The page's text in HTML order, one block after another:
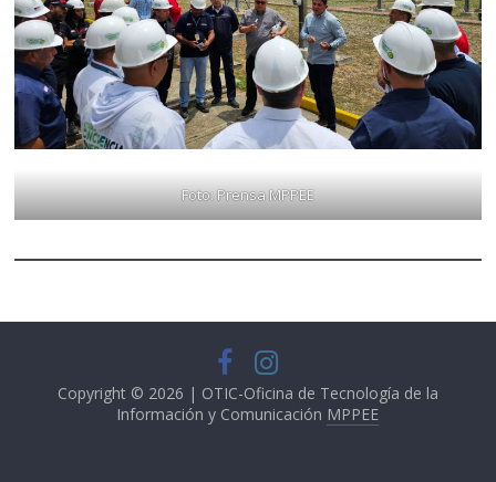
Foto: Prensa MPPEE
Copyright © 2026 | OTIC-Oficina de Tecnología de la
Información y Comunicación MPPEE